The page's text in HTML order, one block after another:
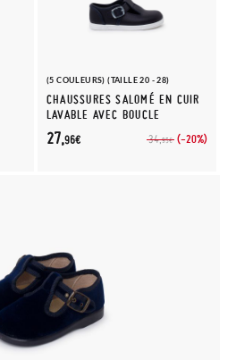
(5 COULEURS) (TAILLE 20 - 28)
CHAUSSURES SALOMÉ EN CUIR
LAVABLE AVEC BOUCLE
34,95€ (-20%)
27,96€